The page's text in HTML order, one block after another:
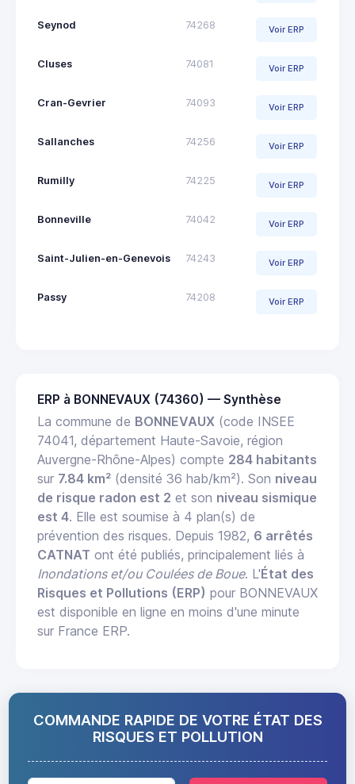
Seynod 74268 Voir ERP
Cluses 74081 Voir ERP
Cran-Gevrier 74093 Voir ERP
Sallanches 74256 Voir ERP
Rumilly 74225 Voir ERP
Bonneville 74042 Voir ERP
Saint-Julien-en-Genevois 74243 Voir ERP
Passy 74208 Voir ERP
ERP à BONNEVAUX (74360) — Synthèse
La commune de BONNEVAUX (code INSEE
74041, département Haute-Savoie, région
Auvergne-Rhône-Alpes) compte 284 habitants
sur 7.84 km² (densité 36 hab/km²). Son niveau
de risque radon est 2 et son niveau sismique
est 4. Elle est soumise à 4 plan(s) de
prévention des risques. Depuis 1982, 6 arrêtés
CATNAT ont été publiés, principalement liés à
Inondations et/ou Coulées de Boue. L'État des
Risques et Pollutions (ERP) pour BONNEVAUX
est disponible en ligne en moins d'une minute
sur France ERP.
COMMANDE RAPIDE DE VOTRE ÉTAT DES
RISQUES ET POLLUTION